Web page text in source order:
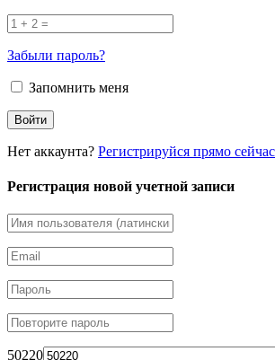
Забыли пароль?
Запомнить меня
Нет аккаунта? Регистрируйся прямо сейчас
Регистрация новой учетной записи
50220